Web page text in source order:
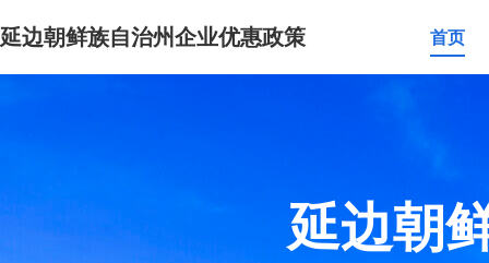
延边朝鲜族自治州企业优惠政策 首页
延边朝